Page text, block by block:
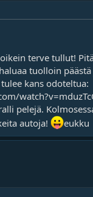
terve tullut!
tuolloin päästä
kans odoteltua:
pelejä.
autoja!
eukku